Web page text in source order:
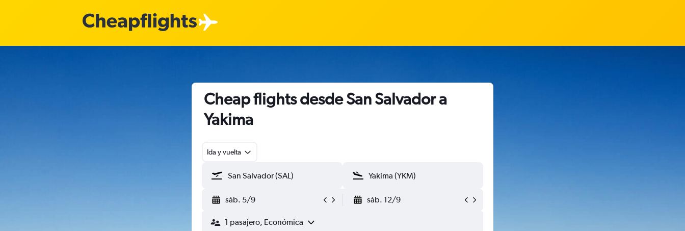
Cheap flights desde San Salvador a
Yakima
Ida y vuelta
sáb. 5/9 sáb. 12/9
1 pasajero, Económica